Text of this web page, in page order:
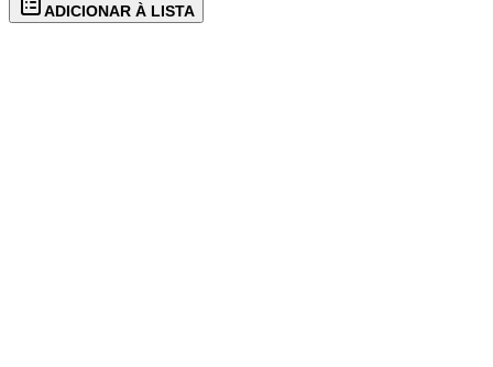
ADICIONAR À LISTA